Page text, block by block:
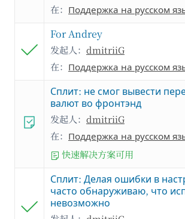
在： Поддержка на русском
For Andrey
发起人： dmitriiG
在： Поддержка на русском
Сплит: не смог вывести
валют во фронтэнд
发起人： dmitriiG
在： Поддержка на русском
快速解决方案可用
Сплит: Делая ошибки в
часто обнаруживаю, что
невозможно